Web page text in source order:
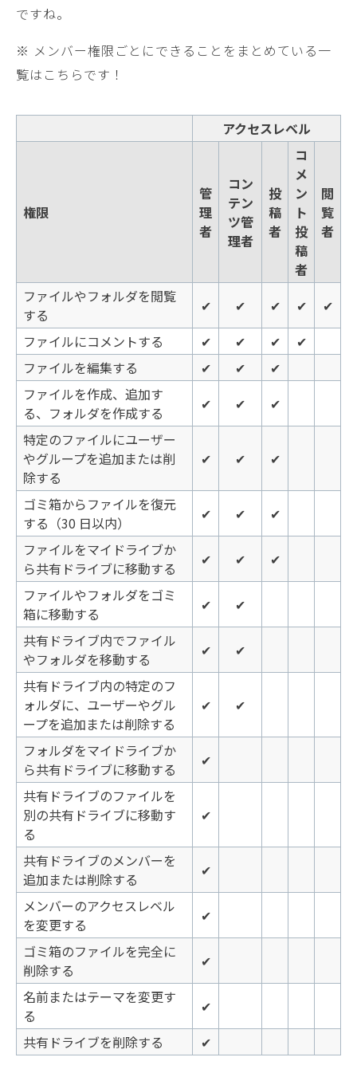
ですね。
※ メンバー権限ごとにできることをまとめている一
覧はこちらです！
アクセスレベル
権限
管
理
者
コン
テン
ツ管
理者
投
稿
者
コ
メ
ン
ト
投
稿
者
閲
覧
者
ファイルやフォルダを閲覧
する
✔ ✔ ✔ ✔
✔
ファイルにコメントする
✔ ✔ ✔
✔
ファイルを編集する
✔ ✔
✔
ファイルを作成、追加す
る、フォルダを作成する
✔ ✔
✔
特定のファイルにユーザー
やグループを追加または削
除する
✔ ✔ ✔
ゴミ箱からファイルを復元
する（30 日以内）
✔ ✔
✔
ファイルをマイドライブか
ら共有ドライブに移動する
✔ ✔
✔
ファイルやフォルダをゴミ
箱に移動する
✔
✔
共有ドライブ内でファイル
やフォルダを移動する
✔
✔
共有ドライブ内の特定のフ
ォルダに、ユーザーやグル
ープを追加または削除する
✔ ✔
フォルダをマイドライブか
ら共有ドライブに移動する
✔
共有ドライブのファイルを
別の共有ドライブに移動す
る
✔
共有ドライブのメンバーを
追加または削除する
✔
メンバーのアクセスレベル
を変更する
✔
ゴミ箱のファイルを完全に
削除する
✔
名前またはテーマを変更す
る
✔
共有ドライブを削除する
✔